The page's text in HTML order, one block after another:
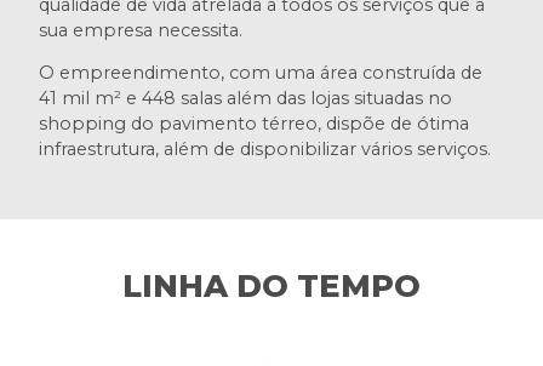
qualidade de vida atrelada a todos os serviços que a
sua empresa necessita.
O empreendimento, com uma área construída de
41 mil m² e 448 salas além das lojas situadas no
shopping do pavimento térreo, dispõe de ótima
infraestrutura, além de disponibilizar vários serviços.
LINHA DO TEMPO